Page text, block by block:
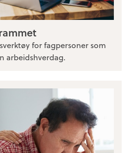
for fagpersoner som
arbeidshverdag.